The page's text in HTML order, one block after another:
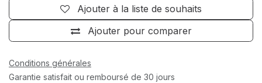
Ajouter pour comparer
Ajouter à la liste de souhaits
Conditions générales
Garantie satisfait ou remboursé de 30 jours